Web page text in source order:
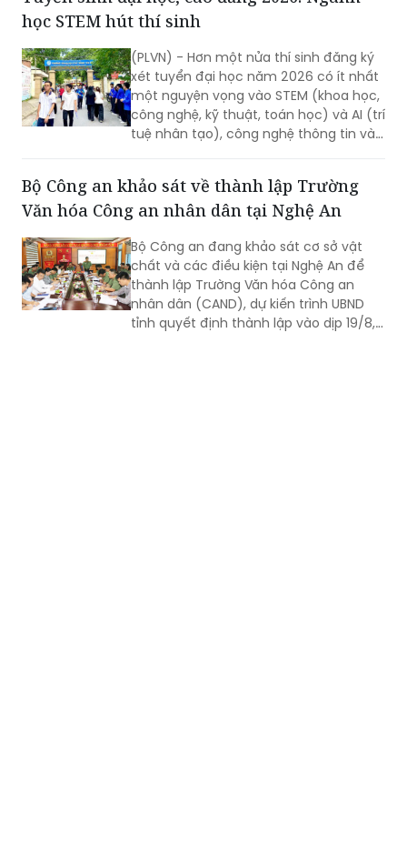
(PLVN) - Hơn một nửa thí sinh đăng ký
xét tuyển đại học năm 2026 có ít nhất
một nguyện vọng vào STEM (khoa học,
công nghệ, kỹ thuật, toán học) và AI (trí
tuệ nhân tạo), công nghệ thông tin và
các ngành công nghệ chiến lược. Sự
lựa chọn này phản ánh tư duy chuyển
dịch nguồn nhân lực theo định hướng
mới sáng tạo của đất nước.
Bộ Công an khảo sát về thành lập Trường
Bộ Công an đang khảo sát cơ sở vật
chất và các điều kiện tại Nghệ An để
thành lập Trường Văn hóa Công an
nhân dân (CAND), dự kiến trình UBND
tỉnh quyết định thành lập vào dịp 19/8,
kịp khai giảng năm học 2026-2027.